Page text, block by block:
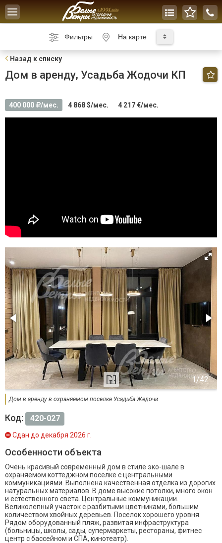
Toggle
navigation
Фильтры На карте
Назад к списку
Дом в аренду, Усадьба Жодочи КП
400 000 /мес. 4 868 $/мес. 4 217 €/мес.
Дом в аренду в охраняемом поселке Усадьба Жедочи
Код: 420-027
Сдан до декабря 2026 г.
Особенности объекта
Очень красивый современный дом в стиле эко-шале в
охраняемом коттеджном поселке с центральными
коммуникациями. Выполнена качественная отделка из дорогих
натуральных материалов. В доме высокие потолки, много окон
и естественного света. Центральные коммуникации.
Великолепный участок с разбитыми цветниками, большим
количеством хвойных деревьев. Поселок хорошего уровня.
Рядом оборудованный пляж, развитая инфраструктура
(больницы, школы, сады, супермаркеты, рестораны, фитнес
центр с бассейном и СПА, кинотеатр).